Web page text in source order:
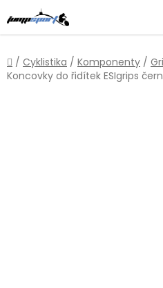
na
obsah
Domů
/ Cyklistika / Komponenty /
Koncovky do řidítek ESIgrips